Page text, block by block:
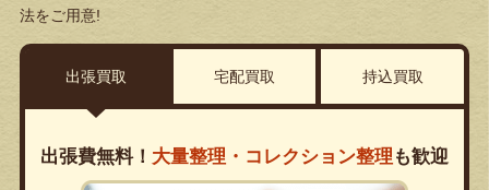
法をご用意!
出張買取 宅配買取 持込買取
出張費無料！ 大量整理・コレクション整理 も歓迎